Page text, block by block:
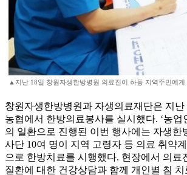
▲지난 18일 창원자생한방병원 의료진이 하동 지역주민에
창원자생한방병원과 자생의료재단은 지난
농협에서 한방의료봉사를 실시했다. ‘농업
의 일환으로 진행된 이번 행사에는 자생한
사단 10여 명이 지역 고령자 등 의료 취약
으로 한방치료를 시행했다. 현장에서 의료
질환에 대한 건강상담과 함께 개인별 침